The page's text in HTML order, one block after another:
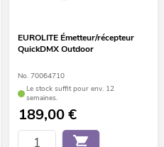
EUROLITE Émetteur/récepteur
QuickDMX Outdoor
No. 70064710
Le stock suffit pour env. 12
semaines.
189,00€